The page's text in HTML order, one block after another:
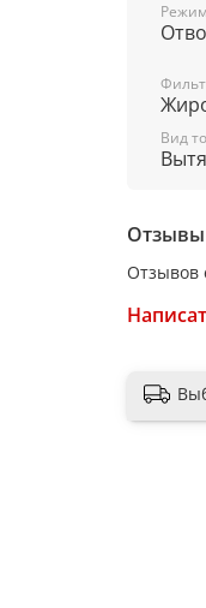
1
отвод /
Вид
Отзывы
Отзывов